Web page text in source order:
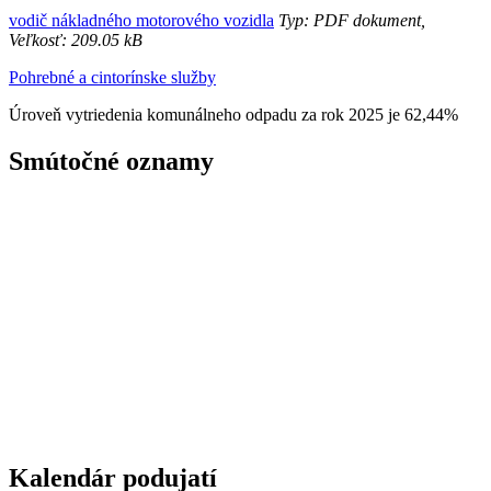
vodič nákladného motorového vozidla Typ: PDF dokument,
Veľkosť: 209.05 kB
Pohrebné a cintorínske služby
Úroveň vytriedenia komunálneho odpadu za rok 2025 je 62,44%
Smútočné oznamy
Kalendár podujatí